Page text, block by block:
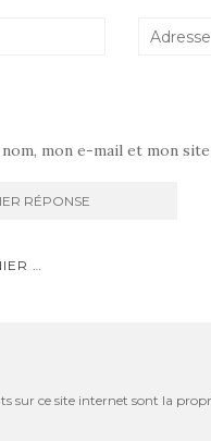
mon e-mail et mon
…
sur ce site internet sont la